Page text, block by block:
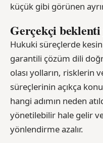
küçük gibi görünen
Gerçekçi
Hukuki süreçlerde
garantili çözüm dili
olası yolların, risklerin
süreçlerinin açıkça
hangi adımın neden
yönetilebilir hale gelir
yönlendirme azalır.